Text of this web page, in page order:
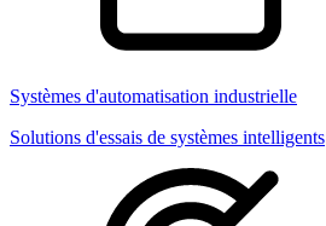
Systèmes d'automatisation industrielle
Solutions d'essais de systèmes intelligents